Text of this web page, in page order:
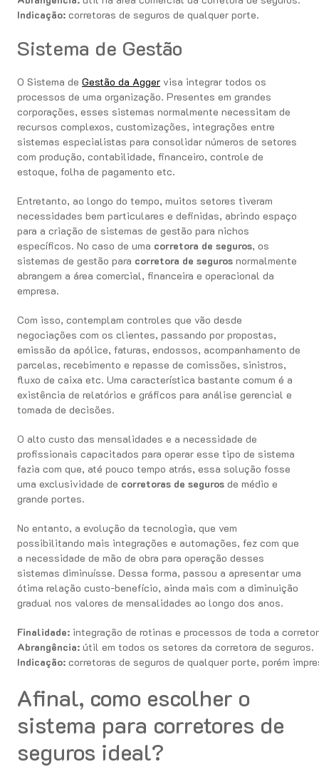
Indicação: corretoras de seguros de qualquer porte.
Sistema de Gestão
O Sistema de Gestão da Agger visa integrar todos os
processos de uma organização. Presentes em grandes
corporações, esses sistemas normalmente necessitam de
recursos complexos, customizações, integrações entre
sistemas especialistas para consolidar números de setores
com produção, contabilidade, financeiro, controle de
estoque, folha de pagamento etc.
Entretanto, ao longo do tempo, muitos setores tiveram
necessidades bem particulares e definidas, abrindo espaço
para a criação de sistemas de gestão para nichos
específicos. No caso de uma corretora de seguros, os
sistemas de gestão para corretora de seguros normalmente
abrangem a área comercial, financeira e operacional da
empresa.
Com isso, contemplam controles que vão desde
negociações com os clientes, passando por propostas,
emissão da apólice, faturas, endossos, acompanhamento de
parcelas, recebimento e repasse de comissões, sinistros,
fluxo de caixa etc. Uma característica bastante comum é a
existência de relatórios e gráficos para análise gerencial e
tomada de decisões.
O alto custo das mensalidades e a necessidade de
profissionais capacitados para operar esse tipo de sistema
fazia com que, até pouco tempo atrás, essa solução fosse
uma exclusividade de corretoras de seguros de médio e
grande portes.
No entanto, a evolução da tecnologia, que vem
possibilitando mais integrações e automações, fez com que
a necessidade de mão de obra para operação desses
sistemas diminuísse. Dessa forma, passou a apresentar uma
ótima relação custo-benefício, ainda mais com a diminuição
gradual nos valores de mensalidades ao longo dos anos.
Finalidade: integração de rotinas e processos de toda a
Abrangência: útil em todos os setores da corretora de seguros.
Indicação: corretoras de seguros de qualquer porte, porém
Afinal, como escolher o
sistema para corretores de
seguros ideal?